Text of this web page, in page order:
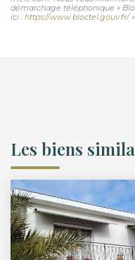
démarchage téléphonique «
ici : https://www.bloctel.gouv.fr/»
Les biens